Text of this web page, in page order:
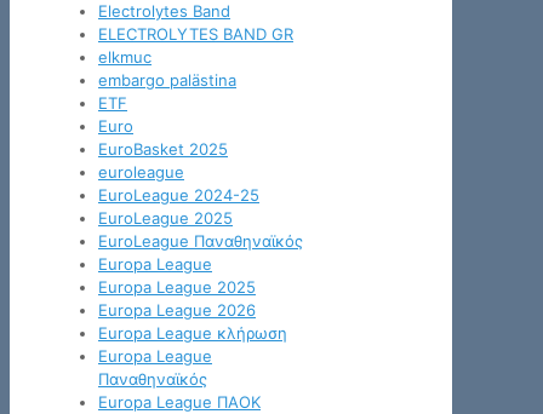
Electrolytes Band
ELECTROLYTES BAND GR
elkmuc
embargo palästina
ETF
Euro
EuroBasket 2025
euroleague
EuroLeague 2024-25
EuroLeague 2025
EuroLeague Παναθηναϊκός
Europa League
Europa League 2025
Europa League 2026
Europa League κλήρωση
Europa League
Παναθηναϊκός
Europa League ΠΑΟΚ